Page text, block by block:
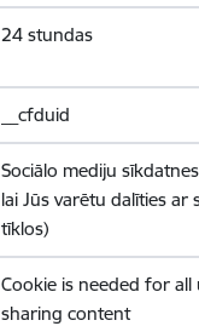
24 stundas
__cfduid
Sociālo mediju
lai Jūs varētu dalīties ar
tīklos)
Cookie is needed for
sharing content